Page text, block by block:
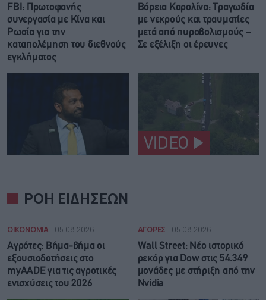
FBI: Πρωτοφανής
συνεργασία με Κίνα και
Ρωσία για την
καταπολέμηση του διεθνούς
εγκλήματος
Βόρεια Καρολίνα: Τραγωδία
με νεκρούς και τραυματίες
μετά από πυροβολισμούς –
Σε εξέλιξη οι έρευνες
VIDEO
ΡΟΗ ΕΙΔΗΣΕΩΝ
ΟΙΚΟΝΟΜΙΑ 05.08.2026
Αγρότες: Βήμα-βήμα οι
εξουσιοδοτήσεις στο
myAADE για τις αγροτικές
ενισχύσεις του 2026
ΑΓΟΡΕΣ 05.08.2026
Wall Street: Νέο ιστορικό
ρεκόρ για Dow στις 54.349
μονάδες με στήριξη από την
Nvidia